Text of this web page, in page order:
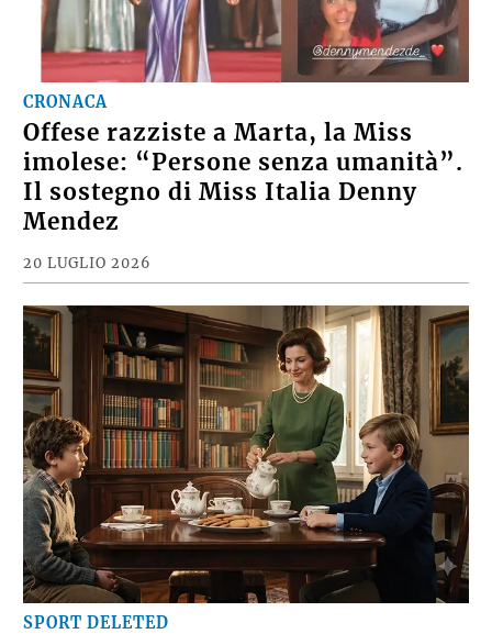
CRONACA
Offese razziste a Marta, la Miss
imolese: “Persone senza umanità”.
Il sostegno di Miss Italia Denny
Mendez
20 LUGLIO 2026
SPORT DELETED